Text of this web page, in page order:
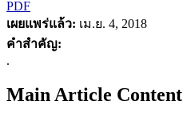
PDF
เผยแพร่แล้ว: เม.ย. 4, 2018
คำสำคัญ:
.
Main Article Content